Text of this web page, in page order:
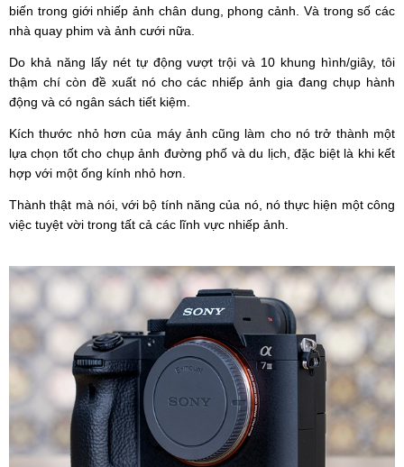
biến trong giới nhiếp ảnh chân dung, phong cảnh. Và trong số các
nhà quay phim và ảnh cưới nữa.
Do khả năng lấy nét tự động vượt trội và 10 khung hình/giây, tôi
thậm chí còn đề xuất nó cho các nhiếp ảnh gia đang chụp hành
động và có ngân sách tiết kiệm.
Kích thước nhỏ hơn của máy ảnh cũng làm cho nó trở thành một
lựa chọn tốt cho chụp ảnh đường phố và du lịch, đặc biệt là khi kết
hợp với một ống kính nhỏ hơn.
Thành thật mà nói, với bộ tính năng của nó, nó thực hiện một công
việc tuyệt vời trong tất cả các lĩnh vực nhiếp ảnh.